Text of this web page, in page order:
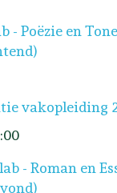
- Poëzie en
vakopleiding
- Roman en